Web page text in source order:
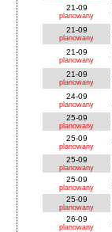
21-09
planowany
21-09
planowany
21-09
planowany
21-09
planowany
24-09
planowany
25-09
planowany
25-09
planowany
25-09
planowany
25-09
planowany
25-09
planowany
26-09
planowany